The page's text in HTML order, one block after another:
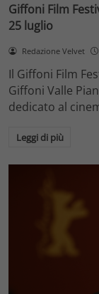
Giffoni Film
25 luglio
Redazione Velvet
Il Giffoni Film
Giffoni Valle
dedicato al
Leggi di più